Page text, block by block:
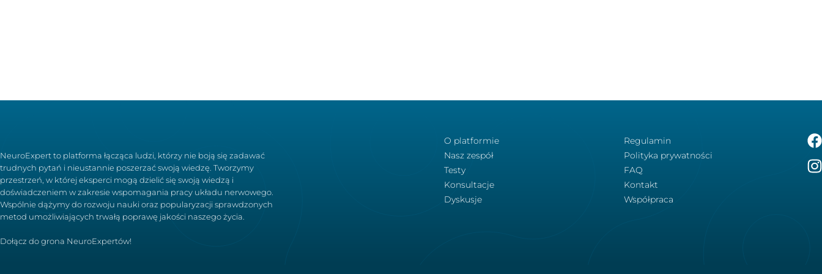
NeuroExpert to platforma łącząca ludzi, którzy nie boją się zadawać
trudnych pytań i nieustannie poszerzać swoją wiedzę. Tworzymy
przestrzeń, w której eksperci mogą dzielić się swoją wiedzą i
doświadczeniem w zakresie wspomagania pracy układu nerwowego.
Wspólnie dążymy do rozwoju nauki oraz popularyzacji sprawdzonych
metod umożliwiających trwałą poprawę jakości naszego życia.
Dołącz do grona NeuroExpertów!
O platformie
Nasz zespół
Testy
Konsultacje
Dyskusje
Regulamin
Polityka prywatności
FAQ
Kontakt
Współpraca